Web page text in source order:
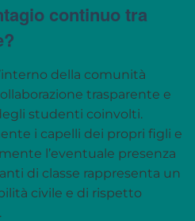
continuo tra
della comunità
trasparente e
studenti coinvolti.
i capelli dei propri figli e
l’eventuale presenza
di classe rappresenta un
civile e di rispetto